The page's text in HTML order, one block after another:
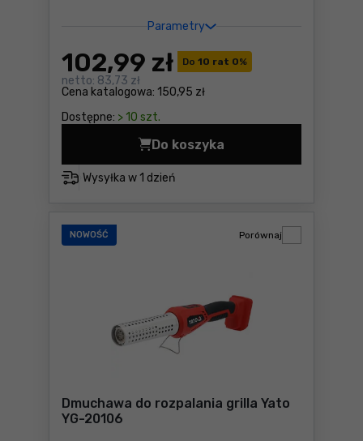
Parametry
Do 10 rat 0%
Cena katalogowa: 150,95 zł
102,99 zł
netto: 83,73 zł
Dostępne: > 10 szt.
Wysyłka w 1 dzień
Do koszyka
Opalarka Tryton THL1800
NOWOŚĆ
Dmuchawa do rozpalania grilla Yato
YG-20106
Porównaj